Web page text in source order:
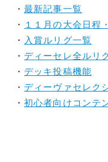
・最新記事一覧
・ １１月の大会日程
・ 入賞ルリグ一覧
・ ディーセレ全ルリ
・ デッキ投稿機能
・ ディーヴァセレク
・初心者向けコンテ